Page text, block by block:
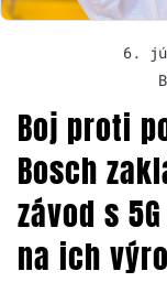
6.
Boj proti
Bosch
závod s
na ich